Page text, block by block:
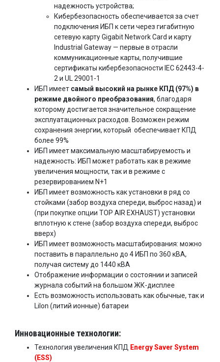
надежность устройства;
Кибербезопасность обеспечивается за счет
подключения ИБП к сети через гигабитную
сетевую карту Gigabit Network Card и карту
Industrial Gateway — первые в отрасли
коммуникационные карты, получившие
сертификаты кибербезопасности IEC 62443-4-
2 и UL 29001-1
ИБП имеет самый высокий на рынке КПД (97%) в
режиме двойного преобразования, благодаря
которому достигается значительное сокращение
эксплуатационных расходов. Возможен режим
сохранения энергии, который обеспечивает КПД
более 99%
ИБП имеет максимальную масштабируемость и
надежность: ИБП может работать как в режиме
увеличения мощности, так и в режиме с
резервированием N+1
ИБП имеет возможность как установки в ряд со
стойками (забор воздуха спереди, выброс назад) и
(при покупке опции TOP AIR EXHAUST) установки
вплотную к стене (забор воздуха спереди, выброс
вверх)
ИБП имеет возможность масштабирования: можно
поставить в параллельно до 4 ИБП по 360 кВА,
получая систему до 1440 кВА
Отображение информации о состоянии и записей
журнала событий на большом ЖК-дисплее
Есть возможность использовать как обычные, так и
LiIon (литий ионные) батареи
Инновационные технологии:
Технология увеличения КПД Energy Saver System
(ESS)